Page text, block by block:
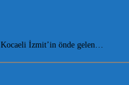
Kocaeli İzmit’in önde gelen…